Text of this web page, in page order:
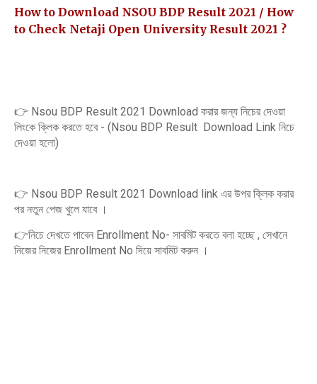
How to Download NSOU BDP Result 2021 / How
to Check Netaji Open University Result 2021 ?
👉 Nsou BDP Result 2021 Download করার জন্য নিচের দেওয়া
লিংকে ক্লিক করতে হবে - (Nsou BDP Result Download Link নিচে
দেওয়া হলো)
👉 Nsou BDP Result 2021 Download link এর উপর ক্লিক করার
পর নতুন পেজ খুলে যাবে ।
👉নিচে দেখতে পাবেন Enrollment No- সাবমিট করতে বলা হচ্ছে , সেখানে
নিজের নিজের Enrollment No দিয়ে সাবমিট করুন ।